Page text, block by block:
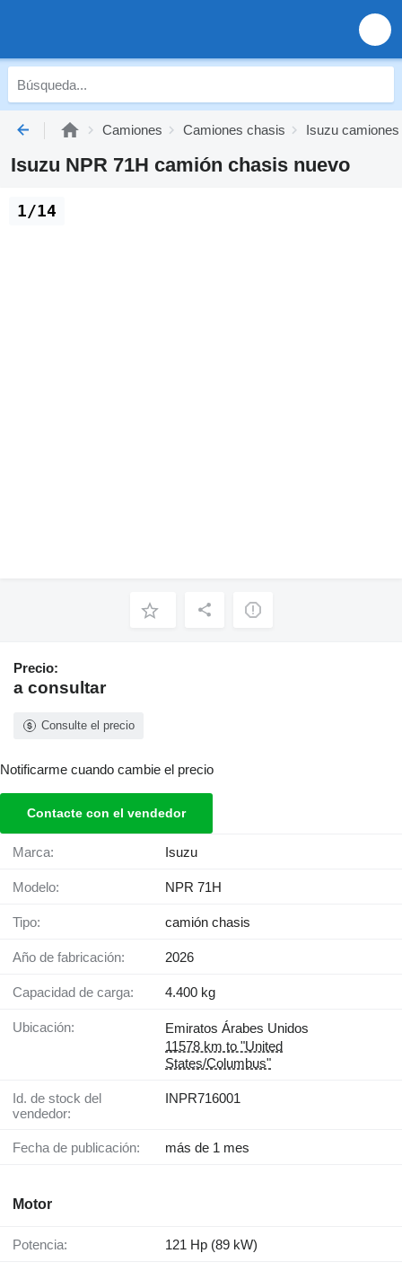
Camiones Camiones chasis Isuzu
Isuzu NPR 71H camión chasis nuevo
1/14
Precio:
a consultar
Consulte el precio
Notificarme cuando cambie el precio
Contacte con el vendedor
Marca: Isuzu
Modelo: NPR 71H
Tipo: camión chasis
Año de fabricación: 2026
Capacidad de carga: 4.400 kg
Ubicación:
Emiratos Árabes Unidos
11578 km to "United
States/Columbus"
Id. de stock del
vendedor:
INPR716001
Fecha de publicación: más de 1 mes
Motor
Potencia: 121 Hp (89 kW)